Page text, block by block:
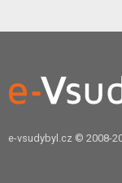
e-vsudybyl.cz © 2008-